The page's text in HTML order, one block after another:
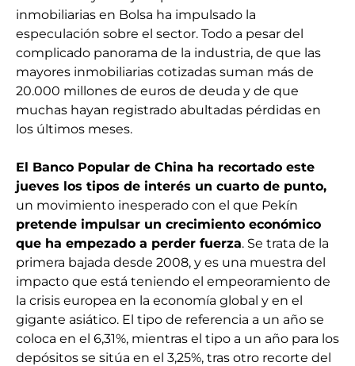
inmobiliarias en Bolsa ha impulsado la
especulación sobre el sector. Todo a pesar del
complicado panorama de la industria, de que las
mayores inmobiliarias cotizadas suman más de
20.000 millones de euros de deuda y de que
muchas hayan registrado abultadas pérdidas en
los últimos meses.
El Banco Popular de China ha recortado este
jueves los tipos de interés un cuarto de punto,
un movimiento inesperado con el que Pekín
pretende impulsar un crecimiento económico
que ha empezado a perder fuerza. Se trata de la
primera bajada desde 2008, y es una muestra del
impacto que está teniendo el empeoramiento de
la crisis europea en la economía global y en el
gigante asiático. El tipo de referencia a un año se
coloca en el 6,31%, mientras el tipo a un año para los
depósitos se sitúa en el 3,25%, tras otro recorte del